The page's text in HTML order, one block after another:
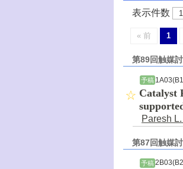
表示件数
« 前 1
第89回触媒
予稿
Catalyst
Paresh
第87回触媒
予稿